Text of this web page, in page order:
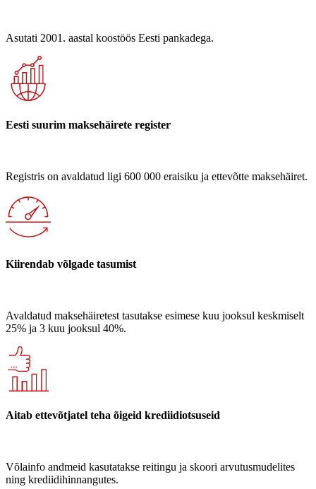
Asutati 2001. aastal koostöös Eesti pankadega.
Eesti suurim maksehäirete register
Registris on avaldatud ligi 600 000 eraisiku ja ettevõtte maksehäiret.
Kiirendab võlgade tasumist
Avaldatud maksehäiretest tasutakse esimese kuu jooksul keskmiselt
25% ja 3 kuu jooksul 40%.
Aitab ettevõtjatel teha õigeid krediidiotsuseid
Võlainfo andmeid kasutatakse reitingu ja skoori arvutusmudelites
ning krediidihinnangutes.